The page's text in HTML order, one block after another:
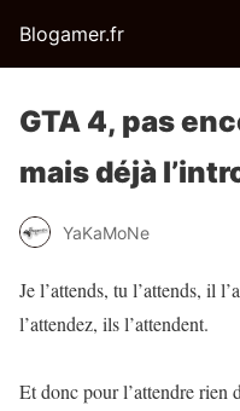
Blogamer.fr
GTA 4, pas
mais déjà
YaKaMoNe
Je l’attends, tu l’attends, il
l’attendez, ils l’attendent.
Et donc pour l’attendre